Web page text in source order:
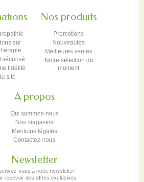
sur
sécurisé
fidélité
site
Nos produits
Promotions
Nouveautés
Meilleures ventes
Notre sélection du
moment
A propos
Qui sommes-nous
Nos magasins
Mentions légales
Contactez-nous
Newsletter
vous à notre newsletter
recevoir des offres exclusives